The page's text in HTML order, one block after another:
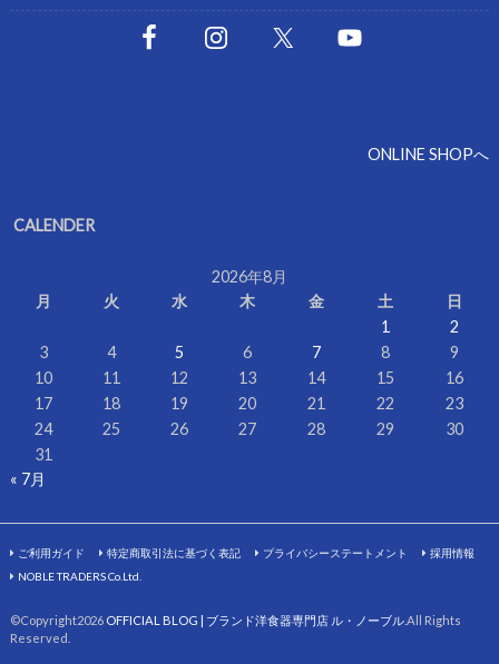
ONLINE SHOPへ
CALENDER
2026年8月
月
火 水 木 金 土
日
1
2
3
4 5 6 7 8
9
10
11 12 13 14 15
16
17
18 19 20 21 22
23
24
25 26 27 28 29
30
31
« 7月
ご利用ガイド 特定商取引法に基づく表記 プライバシーステートメント
採用情報
NOBLE TRADERS Co.Ltd.
©Copyright2026 OFFICIAL BLOG | ブランド洋食器専門店 ル・ノーブル.All Rights
Reserved.